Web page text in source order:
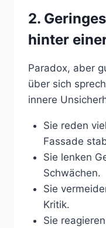
2.
hinter
Paradox, aber
über sich
innere
Sie reden
Fassade
Sie lenken
Schwächen.
Sie
Kritik.
Sie